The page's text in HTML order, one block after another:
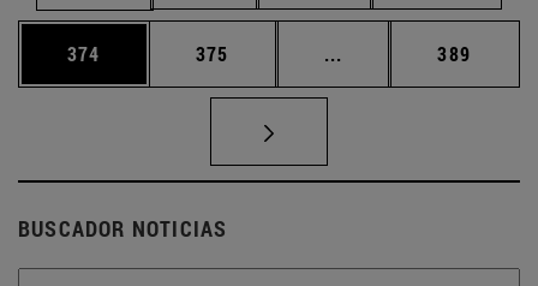
Página
374 Página
375 ... Páginas intermedias
Página
389
BUSCADOR NOTICIAS